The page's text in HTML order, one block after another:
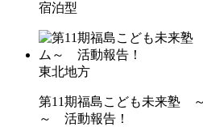
宿泊型
東北地方
第11期福島こども未来塾
～ 活動報告！